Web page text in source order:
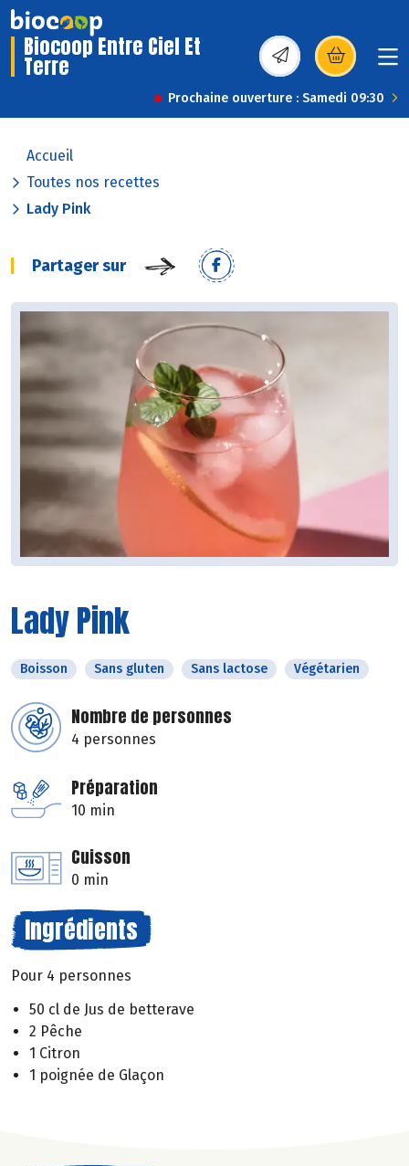
Biocoop Entre Ciel Et
Terre (s’ouvre dans une
Prochaine ouverture : Samedi 09:30
Accueil
Toutes nos recettes
Lady Pink
Partager sur
Lady Pink
Boisson Sans gluten Sans lactose Végétarien
Nombre de personnes
4 personnes
Préparation
10 min
Cuisson
0 min
Ingrédients
Pour 4 personnes
50 cl de Jus de betterave
2 Pêche
1 Citron
1 poignée de Glaçon